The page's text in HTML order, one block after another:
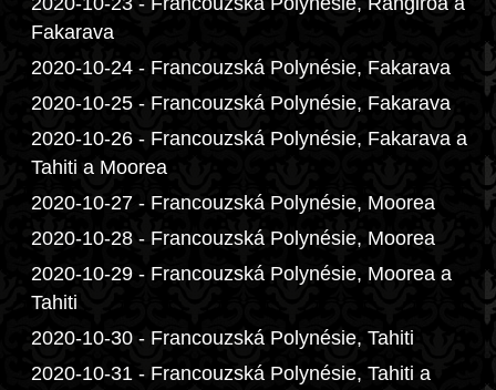
Fakarava
2020-10-24 - Francouzská Polynésie, Fakarava
2020-10-25 - Francouzská Polynésie, Fakarava
2020-10-26 - Francouzská Polynésie, Fakarava a
Tahiti a Moorea
2020-10-27 - Francouzská Polynésie, Moorea
2020-10-28 - Francouzská Polynésie, Moorea
2020-10-29 - Francouzská Polynésie, Moorea a
Tahiti
2020-10-30 - Francouzská Polynésie, Tahiti
2020-10-31 - Francouzská Polynésie, Tahiti a